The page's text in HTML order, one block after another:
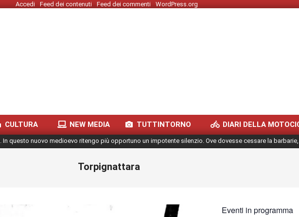
Accedi Feed dei contenuti Feed dei commenti WordPress.org
CULTURA NEW MEDIA TUTTINTORNO DIARI DELLA
questo nuovo medioevo ritengo più opportuno un impotente silenzio. Ove dovesse cessare la
Torpignattara
Eventi in programma